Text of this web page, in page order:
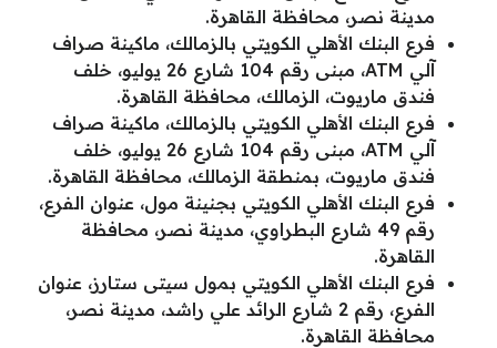
مدينة نصر، محافظة القاهرة.
فرع البنك الأهلي الكويتي بالزمالك، ماكينة صراف
آلي ATM، مبنى رقم 104 شارع 26 يوليو، خلف
فندق ماريوت، الزمالك، محافظة القاهرة.
فرع البنك الأهلي الكويتي بالزمالك، ماكينة صراف
آلي ATM، مبنى رقم 104 شارع 26 يوليو، خلف
فندق ماريوت، بمنطقة الزمالك، محافظة القاهرة.
فرع البنك الأهلي الكويتي بجنينة مول، عنوان الفرع،
رقم 49 شارع البطراوي، مدينة نصر، محافظة
القاهرة.
فرع البنك الأهلي الكويتي بمول سيتى ستارز، عنوان
الفرع، رقم 2 شارع الرائد علي راشد، مدينة نصر،
محافظة القاهرة.